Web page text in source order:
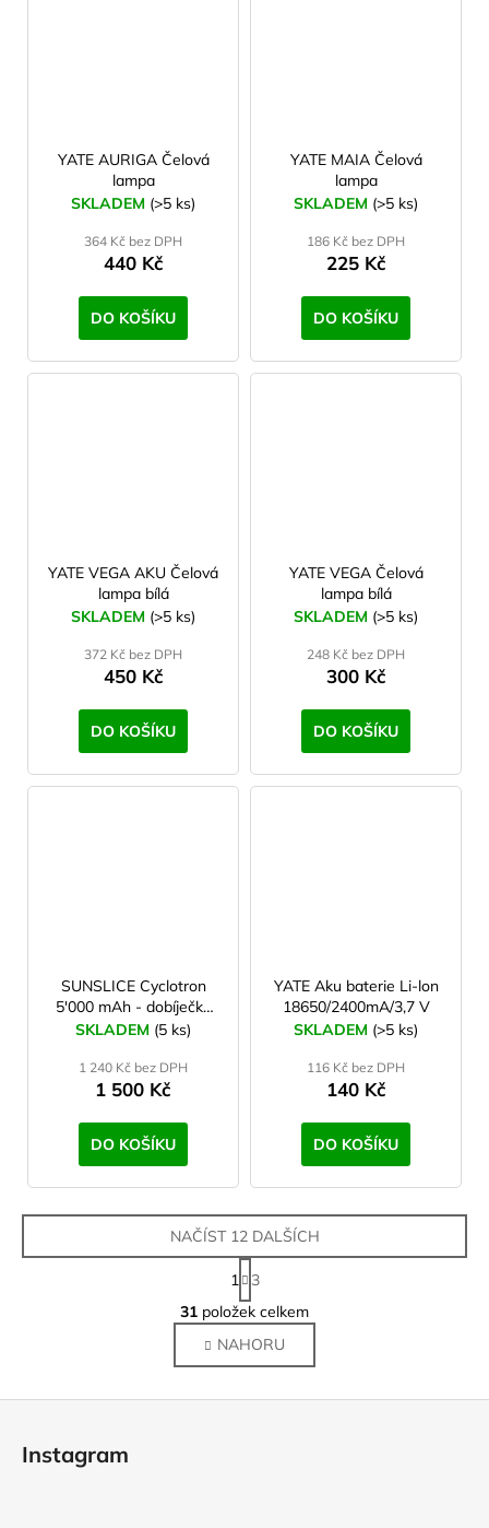
YATE AURIGA Čelová
lampa
SKLADEM (>5 ks)
364 Kč bez DPH
440 Kč
DO KOŠÍKU
YATE MAIA Čelová
lampa
SKLADEM (>5 ks)
186 Kč bez DPH
225 Kč
DO KOŠÍKU
YATE VEGA AKU Čelová
lampa bílá
SKLADEM (>5 ks)
372 Kč bez DPH
450 Kč
DO KOŠÍKU
YATE VEGA Čelová
lampa bílá
SKLADEM (>5 ks)
248 Kč bez DPH
300 Kč
DO KOŠÍKU
SUNSLICE Cyclotron
5'000 mAh - dobíječka
na kolo a moto
SKLADEM (5 ks)
1 240 Kč bez DPH
1 500 Kč
DO KOŠÍKU
YATE Aku baterie Li-lon
18650/2400mA/3,7 V
SKLADEM (>5 ks)
116 Kč bez DPH
140 Kč
DO KOŠÍKU
O
v
l
á
d
NAČÍST 12 DALŠÍCH
S
t
r
á
n
k
1
3
31 položek celkem
NAHORU
Instagram